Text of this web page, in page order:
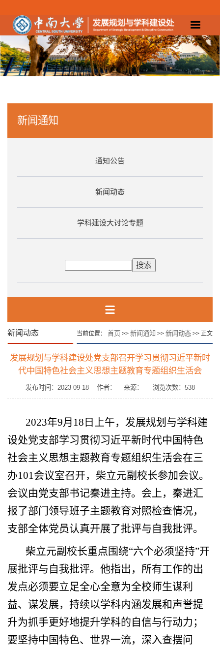
新闻通知
通知公告
新闻动态
学科建设大讨论专题
新闻动态 当前位置： 首页 >> 新闻通知 >> 新闻动态 >> 正文
发展规划与学科建设处党支部召开学习贯彻习近平新时
代中国特色社会主义思想主题教育专题组织生活会
发布时间：2023-09-18 作者： 来源： 浏览次数： 538
2023年9月18日上午，发展规划与学科建
设处党支部学习贯彻习近平新时代中国特色
社会主义思想主题教育专题组织生活会在三
办101会议室召开，柴立元副校长参加会议。
会议由党支部书记秦进主持。会上，秦进汇
报了部门领导班子主题教育对照检查情况，
支部全体党员认真开展了批评与自我批评。
柴立元副校长重点围绕“六个必须坚持”开
展批评与自我批评。他指出，所有工作的出
发点必须要立足全心全意为全校师生谋利
益、谋发展，持续以学科内涵发展和声誉提
升为抓手更好地提升学科的自信与行动力；
要坚持中国特色、世界一流，深入查摆问